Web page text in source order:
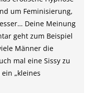
um Feminisierung,
Deine Meinung
geht zum Beispiel
Männer die
mal eine Sissy zu
„kleines